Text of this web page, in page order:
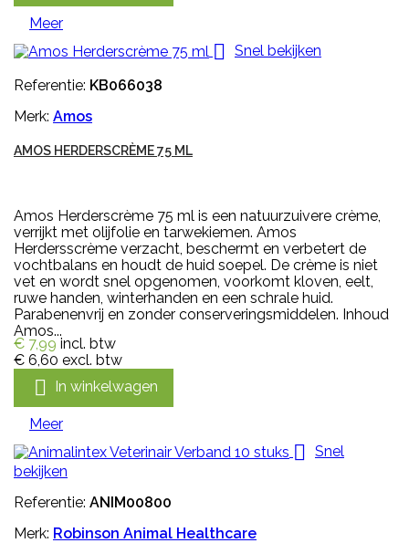
Meer
 Snel bekijken
Referentie: KB066038
Merk: Amos
AMOS HERDERSCRÈME 75 ML
Amos Herderscrème 75 ml is een natuurzuivere crème,
verrijkt met olijfolie en tarwekiemen. Amos
Herdersscrème verzacht, beschermt en verbetert de
vochtbalans en houdt de huid soepel. De crème is niet
vet en wordt snel opgenomen, voorkomt kloven, eelt,
ruwe handen, winterhanden en een schrale huid.
Parabenenvrij en zonder conserveringsmiddelen. Inhoud
Amos...
€ 7,99 incl. btw
€ 6,60 excl. btw
 In winkelwagen
Meer
 Snel
bekijken
Referentie: ANIM00800
Merk: Robinson Animal Healthcare